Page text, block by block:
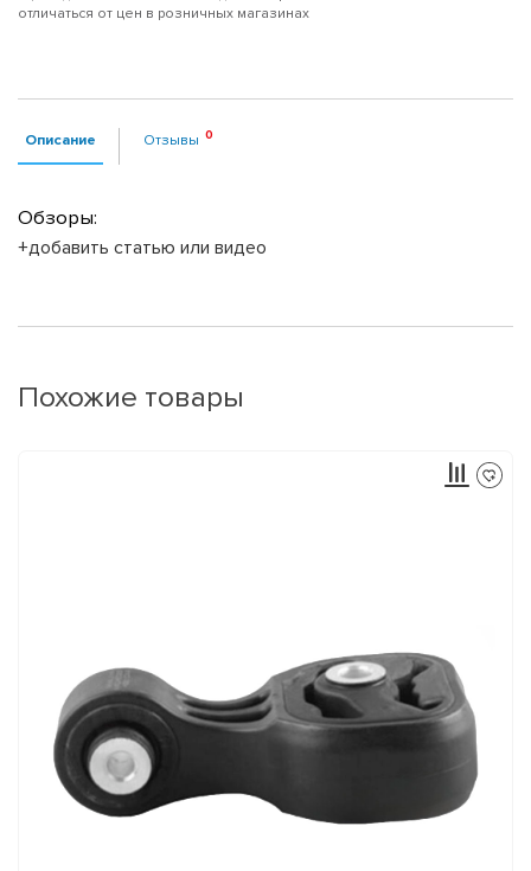
отличаться от цен в розничных магазинах
Описание Отзывы
Обзоры:
+добавить статью или видео
Похожие товары